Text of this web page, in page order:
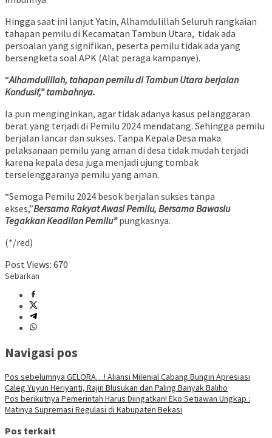
Hingga saat ini lanjut Yatin, Alhamdulillah Seluruh rangkaian
tahapan pemilu di Kecamatan Tambun Utara, tidak ada
persoalan yang signifikan, peserta pemilu tidak ada yang
bersengketa soal APK (Alat peraga kampanye).
“Alhamdulillah, tahapan pemilu di Tambun Utara berjalan
Kondusif,” tambahnya.
Ia pun menginginkan, agar tidak adanya kasus pelanggaran
berat yang terjadi di Pemilu 2024 mendatang. Sehingga pemilu
berjalan lancar dan sukses. Tanpa Kepala Desa maka
pelaksanaan pemilu yang aman di desa tidak mudah terjadi
karena kepala desa juga menjadi ujung tombak
terselenggaranya pemilu yang aman.
“Semoga Pemilu 2024 besok berjalan sukses tanpa
ekses,”Bersama Rakyat Awasi Pemilu, Bersama Bawaslu
Tegakkan Keadilan Pemilu”pungkasnya.
(*/red)
Post Views: 670
Sebarkan
Navigasi pos
Pos sebelumnya GELORA…! Aliansi Milenial Cabang Bungin Apresiasi
Caleg Yuyun Heriyanti, Rajin Blusukan dan Paling Banyak Baliho
Pos berikutnya Pemerintah Harus Diingatkan! Eko Setiawan Ungkap :
Matinya Supremasi Regulasi di Kabupaten Bekasi
Pos terkait